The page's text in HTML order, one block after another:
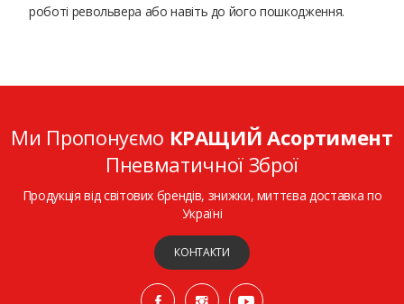
роботі револьвера або навіть до його пошкодження.
Ми Пропонуємо КРАЩИЙ Асортимент
Пневматичної Зброї
Продукція від світових брендів, знижки, миттєва доставка по
Україні
КОНТАКТИ